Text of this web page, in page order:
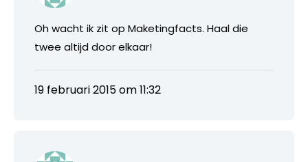
Oh wacht ik zit op Maketingfacts. Haal die
twee altijd door elkaar!
19 februari 2015 om 11:32